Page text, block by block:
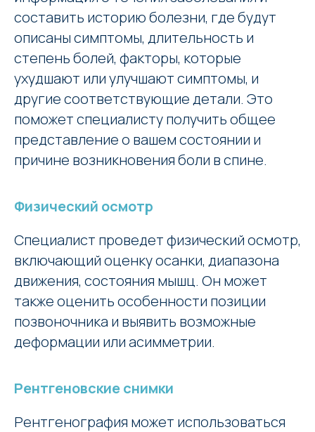
составить историю болезни, где будут
описаны симптомы, длительность и
степень болей, факторы, которые
ухудшают или улучшают симптомы, и
другие соответствующие детали. Это
поможет специалисту получить общее
представление о вашем состоянии и
причине возникновения боли в спине.
Физический осмотр
Специалист проведет физический осмотр,
включающий оценку осанки, диапазона
движения, состояния мышц. Он может
также оценить особенности позиции
позвоночника и выявить возможные
деформации или асимметрии.
Рентгеновские снимки
Рентгенография может использоваться